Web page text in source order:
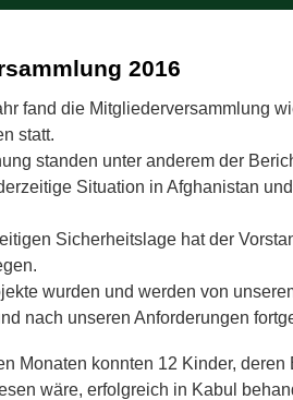
2016
fand die Mitgliederversammlung
statt.
standen unter anderem der
Situation in Afghanistan
Sicherheitslage hat der
wurden und werden von
nach unseren Anforderungen
Monaten konnten 12 Kinder,
wäre, erfolgreich in Kabul